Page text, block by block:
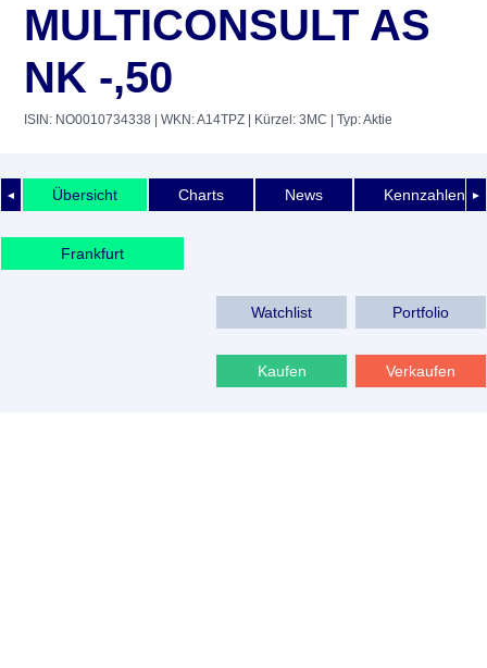
MULTICONSULT AS
NK -,50
ISIN: NO0010734338 | WKN: A14TPZ | Kürzel: 3MC | Typ: Aktie
◄ ►
Übersicht Charts News Kennzahlen
Frankfurt
Watchlist Portfolio
Kaufen Verkaufen